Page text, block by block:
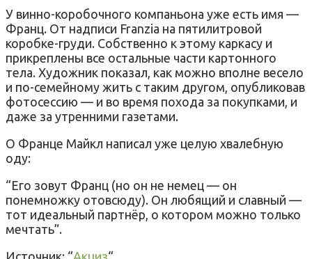
У винно-коробочного компаньона уже есть имя —
Франц. От надписи Franzia на пятилитровой
коробке-груди. Собственно к этому каркасу и
прикреплены все остальные части картонного
тела. Художник показал, как можно вполне весело
и по-семейному жить с таким другом, опубликовав
фотосессию — и во время похода за покупками, и
даже за утренними газетами.
О Франце Майкл написал уже целую хвалебную
оду:
“Его зовут Франц (но он не немец — он
понемножку отовсюду). Он любящий и славный —
тот идеальный партнёр, о котором можно только
мечтать”.
Источник: “Акциз“